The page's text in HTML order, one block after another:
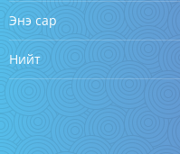
Энэ сар
Нийт